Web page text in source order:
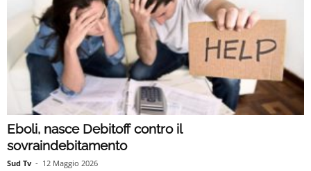
Eboli, nasce Debitoff contro il
sovraindebitamento
Sud Tv - 12 Maggio 2026